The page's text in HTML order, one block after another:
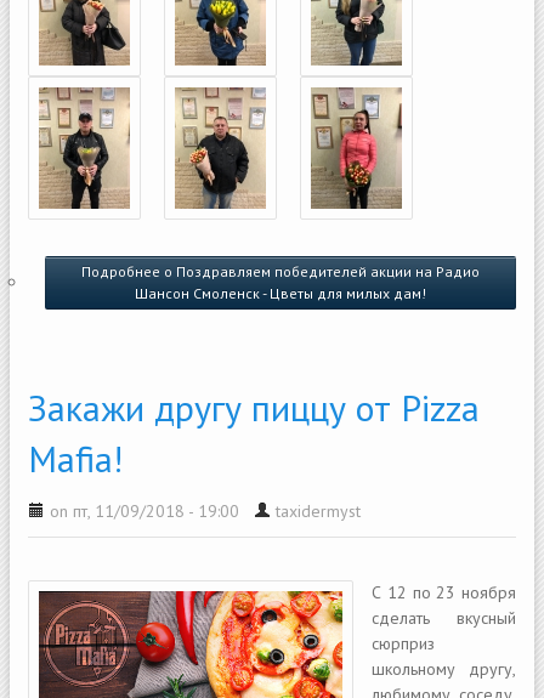
Подробнее о Поздравляем победителей акции на Радио
Шансон Смоленск - Цветы для милых дам!
Закажи другу пиццу от Pizza
Mafia!
on пт, 11/09/2018 - 19:00 taxidermyst
С 12 по 23 ноября
сделать вкусный
сюрприз
школьному другу,